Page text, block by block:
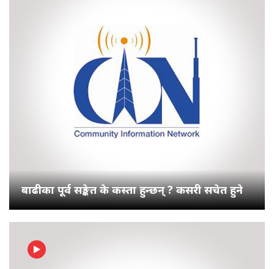
बाढीका पूर्व सङ्केत के कस्ता हुन्छन् ? कसरी सचेत हुने